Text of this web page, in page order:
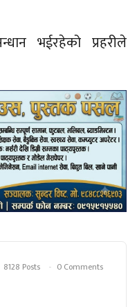
भईरहेको प्रहरीले
8128 Posts 0 Comments